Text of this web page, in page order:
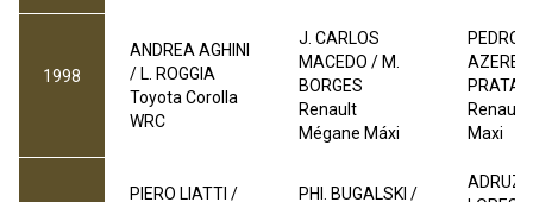
1998
ANDREA AGHINI
/ L. ROGGIA
Toyota Corolla
WRC
J. CARLOS
MACEDO / M.
BORGES
Renault
Mégane Máxi
PEDRO
PRATA
Renault
Maxi
PIERO LIATTI /
PHI. BUGALSKI /